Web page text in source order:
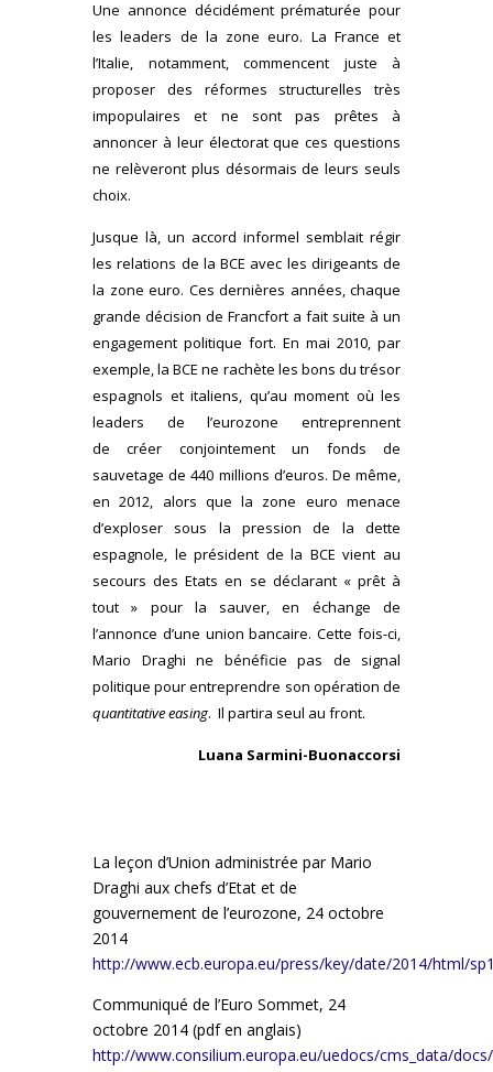
Une annonce décidément prématurée pour
les leaders de la zone euro. La France et
l’Italie, notamment, commencent juste à
proposer des réformes structurelles très
impopulaires et ne sont pas prêtes à
annoncer à leur électorat que ces questions
ne relèveront plus désormais de leurs seuls
choix.
Jusque là, un accord informel semblait régir
les relations de la BCE avec les dirigeants de
la zone euro. Ces dernières années, chaque
grande décision de Francfort a fait suite à un
engagement politique fort. En mai 2010, par
exemple, la BCE ne rachète les bons du trésor
espagnols et italiens, qu’au moment où les
leaders de l’eurozone entreprennent
de créer conjointement un fonds de
sauvetage de 440 millions d’euros. De même,
en 2012, alors que la zone euro menace
d’exploser sous la pression de la dette
espagnole, le président de la BCE vient au
secours des Etats en se déclarant « prêt à
tout » pour la sauver, en échange de
l’annonce d’une union bancaire. Cette fois-ci,
Mario Draghi ne bénéficie pas de signal
politique pour entreprendre son opération de
quantitative easing. Il partira seul au front.
Luana Sarmini-Buonaccorsi
La leçon d’Union administrée par Mario
Draghi aux chefs d’Etat et de
gouvernement de l’eurozone, 24 octobre
2014
http://www.ecb.europa.eu/press/key/date/2014/html/
Communiqué de l’Euro Sommet, 24
octobre 2014 (pdf en anglais)
http://www.consilium.europa.eu/uedocs/cms_data/